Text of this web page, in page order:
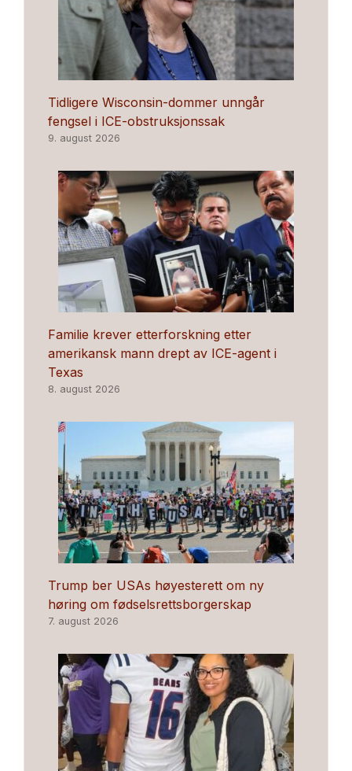
Tidligere Wisconsin-dommer unngår
fengsel i ICE-obstruksjonssak
9. august 2026
Familie krever etterforskning etter
amerikansk mann drept av ICE-agent i
Texas
8. august 2026
Trump ber USAs høyesterett om ny
høring om fødselsrettsborgerskap
7. august 2026